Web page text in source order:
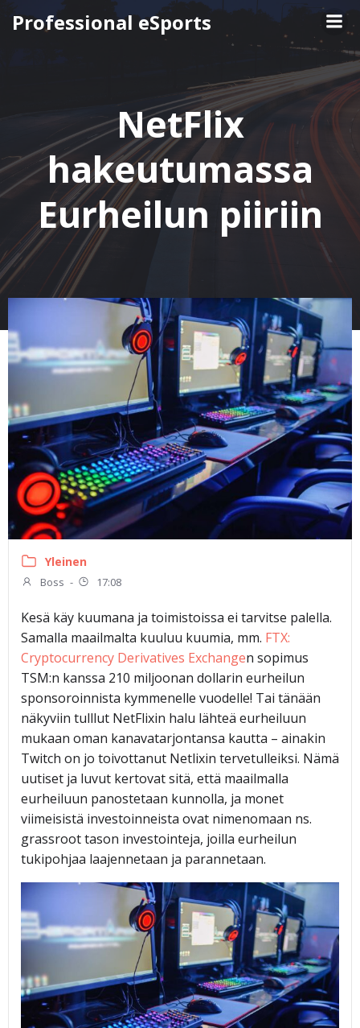
Skip
to
Professional eSports
NetFlix
hakeutumassa
Eurheilun piiriin
Yleinen
Boss - 17:08
Kesä käy kuumana ja toimistoissa ei tarvitse palella.
Samalla maailmalta kuuluu kuumia, mm. FTX:
Cryptocurrency Derivatives Exchangen sopimus
TSM:n kanssa 210 miljoonan dollarin eurheilun
sponsoroinnista kymmenelle vuodelle! Tai tänään
näkyviin tulllut NetFlixin halu lähteä eurheiluun
mukaan oman kanavatarjontansa kautta – ainakin
Twitch on jo toivottanut Netlixin tervetulleiksi. Nämä
uutiset ja luvut kertovat sitä, että maailmalla
eurheiluun panostetaan kunnolla, ja monet
viimeisistä investoinneista ovat nimenomaan ns.
grassroot tason investointeja, joilla eurheilun
tukipohjaa laajennetaan ja parannetaan.